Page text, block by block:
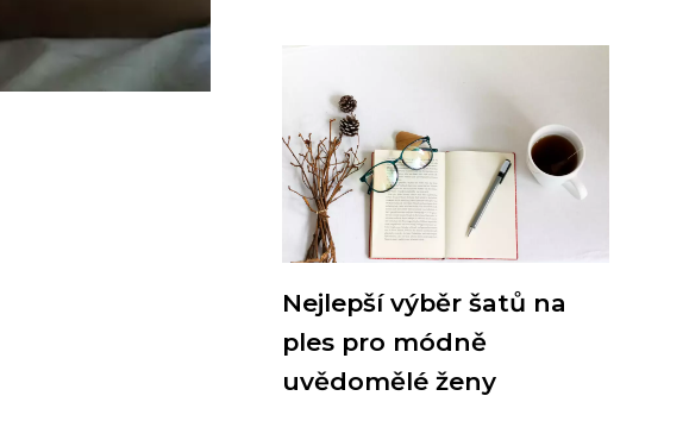
Nejlepší výběr šatů na
ples pro módně
uvědomělé ženy